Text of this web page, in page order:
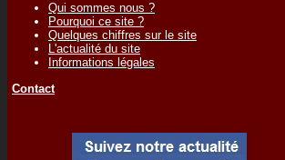
Qui sommes nous ?
Pourquoi ce site ?
Quelques chiffres sur le site
L'actualité du site
Informations légales
Contact